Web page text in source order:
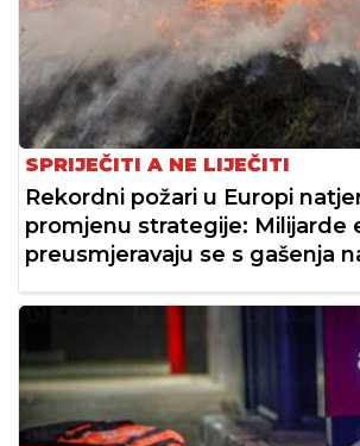
SPRIJEČITI A NE LIJEČITI
Rekordni požari u Europi
promjenu strategije: Milijarde
preusmjeravaju se s gašenja